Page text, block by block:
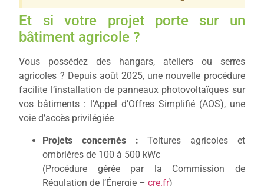
Et si votre projet porte sur un
bâtiment agricole ?
Vous possédez des hangars, ateliers ou serres
agricoles ? Depuis août 2025, une nouvelle procédure
facilite l’installation de panneaux photovoltaïques sur
vos bâtiments : l’Appel d’Offres Simplifié (AOS), une
voie d’accès privilégiée
Projets concernés :
Toitures agricoles et
ombrières de 100 à 500 kWc
(Procédure gérée par la Commission de
Régulation de l’Énergie –cre.fr)